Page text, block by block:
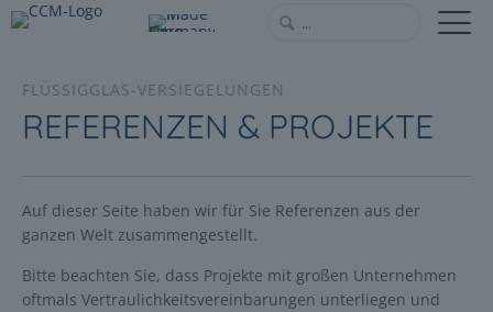
FLÜSSIGGLAS-VERSIEGELUNGEN
REFERENZEN & PROJEKTE
Auf dieser Seite haben wir für Sie Referenzen aus der
ganzen Welt zusammengestellt.
Bitte beachten Sie, dass Projekte mit großen Unternehmen
oftmals Vertraulichkeitsvereinbarungen unterliegen und